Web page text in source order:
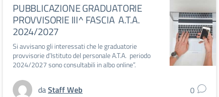
PUBBLICAZIONE GRADUATORIE
PROVVISORIE III^ FASCIA A.T.A.
2024/2027
Si avvisano gli interessati che le graduatorie
provvisorie d’Istituto del personale A.T.A. periodo
2024/2027 sono consultabili in albo online”.
daStaff Web 0